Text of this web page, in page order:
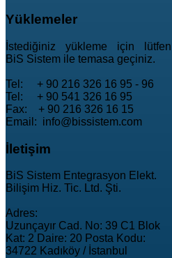
Yüklemeler
İstediğiniz yükleme için lütfen
BiS Sistem ile temasa geçiniz.
Tel: + 90 216 326 16 95 - 96
Tel: + 90 541 326 16 95
Fax: + 90 216 326 16 15
Email: info@bissistem.com
İletişim
BiS Sistem Entegrasyon Elekt.
Bilişim Hiz. Tic. Ltd. Şti.
Adres:
Uzunçayır Cad. No: 39 C1 Blok
Kat: 2 Daire: 20 Posta Kodu:
34722 Kadıköy / İstanbul